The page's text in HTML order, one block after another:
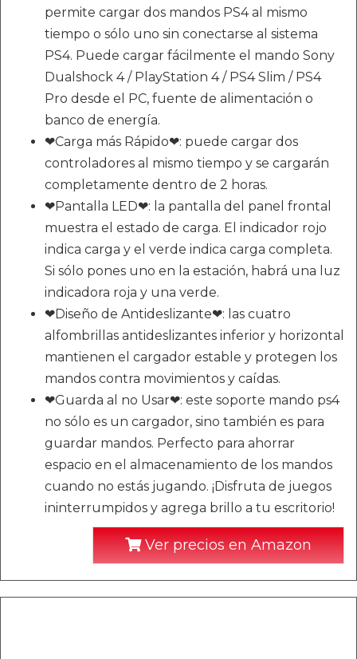
permite cargar dos mandos PS4 al mismo
tiempo o sólo uno sin conectarse al sistema
PS4. Puede cargar fácilmente el mando Sony
Dualshock 4 / PlayStation 4 / PS4 Slim / PS4
Pro desde el PC, fuente de alimentación o
banco de energía.
❤Carga más Rápido❤: puede cargar dos
controladores al mismo tiempo y se cargarán
completamente dentro de 2 horas.
❤Pantalla LED❤: la pantalla del panel frontal
muestra el estado de carga. El indicador rojo
indica carga y el verde indica carga completa.
Si sólo pones uno en la estación, habrá una luz
indicadora roja y una verde.
❤Diseño de Antideslizante❤: las cuatro
alfombrillas antideslizantes inferior y horizontal
mantienen el cargador estable y protegen los
mandos contra movimientos y caídas.
❤Guarda al no Usar❤: este soporte mando ps4
no sólo es un cargador, sino también es para
guardar mandos. Perfecto para ahorrar
espacio en el almacenamiento de los mandos
cuando no estás jugando. ¡Disfruta de juegos
ininterrumpidos y agrega brillo a tu escritorio!
Ver precios en Amazon